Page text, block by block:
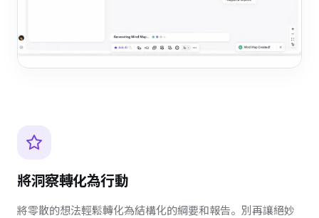
將洞察轉化為行動
將零散的想法輕鬆轉化為結構化的綱要和報告。別再讓絕妙